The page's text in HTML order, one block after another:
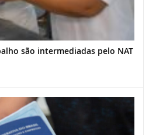
são intermediadas pelo NAT